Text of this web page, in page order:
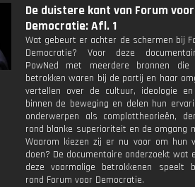
De duistere kant van Forum voor
Democratie: Afl. 1
Wat gebeurt er achter de schermen bij
Democratie? Voor deze
PowNed met meerdere bronnen die
betrokken waren bij de partij en haar
vertellen over de cultuur, ideologie
binnen de beweging en delen hun
onderwerpen als complottheorieën,
rond blanke superioriteit en de omgang
Waarom kiezen zij er nu voor om hun
doen? De documentaire onderzoekt wat
deze voormalige betrokkenen speelt
rond Forum voor Democratie.